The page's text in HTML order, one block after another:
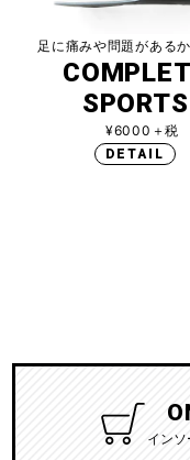
足に痛みや問題がある
SPORTS
¥6000＋税
DETAIL
イン